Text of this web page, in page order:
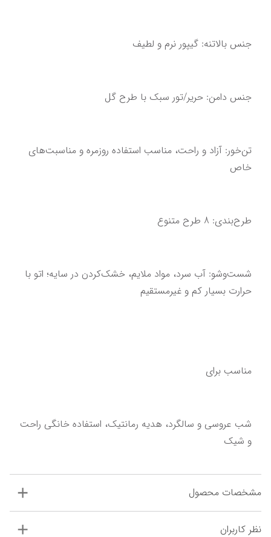
جنس بالاتنه: گیپور نرم و لطیف
جنس دامن: حریر/تور سبک با طرح گل
خاص
طرح‌بندی: 8 طرح متنوع
حرارت بسیار کم و غیرمستقیم
مناسب برای
و شیک
مشخصات محصول
نظر کاربران